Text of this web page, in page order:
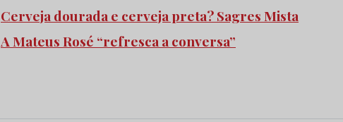
Cerveja dourada e cerveja preta? Sagres Mista
A Mateus Rosé “refresca a conversa”